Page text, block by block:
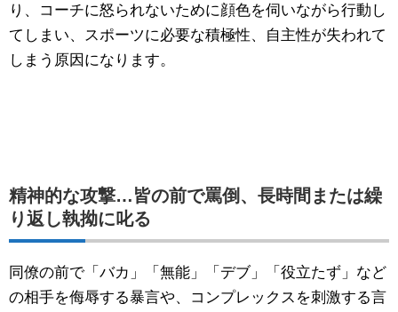
り、コーチに怒られないために顔色を伺いながら行動し
てしまい、スポーツに必要な積極性、自主性が失われて
しまう原因になります。
精神的な攻撃…皆の前で罵倒、長時間または繰
り返し執拗に叱る
同僚の前で「バカ」「無能」「デブ」「役立たず」など
の相手を侮辱する暴言や、コンプレックスを刺激する言